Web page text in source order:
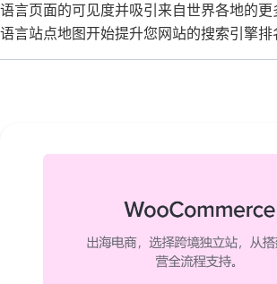
语言页面的可见度并吸引来自世界各地的
语言站点地图开始提升您网站的搜索引擎排